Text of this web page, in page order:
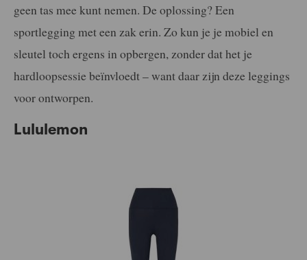
geen tas mee kunt nemen. De oplossing? Een
sportlegging met een zak erin. Zo kun je je mobiel en
sleutel toch ergens in opbergen, zonder dat het je
hardloopsessie beïnvloedt – want daar zijn deze leggings
voor ontworpen.
Lululemon